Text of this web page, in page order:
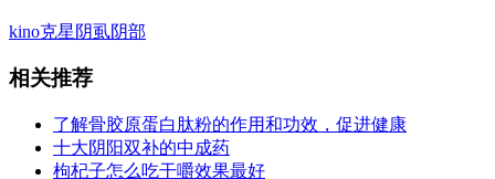
kino克星 阴虱阴部
相关推荐
了解骨胶原蛋白肽粉的作用和功效，促进健康
十大阴阳双补的中成药
枸杞子怎么吃干嚼效果最好